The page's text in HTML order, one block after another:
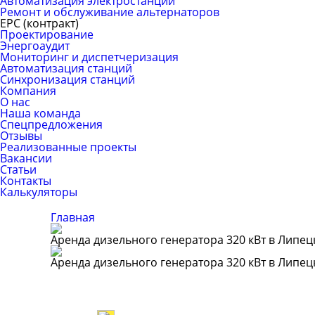
Ремонт и обслуживание альтернаторов
ЕРС (контракт)
Проектирование
Энергоаудит
Мониторинг и диспетчеризация
Автоматизация станций
Синхронизация станций
Компания
О нас
Наша команда
Спецпредложения
Отзывы
Реализованные проекты
Вакансии
Статьи
Контакты
Калькуляторы
Главная
Аренда дизельного генератора 320 кВт в
Аренда дизельного генератора 320 кВт в